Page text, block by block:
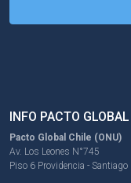
INFO PACTO GLOBAL
Pacto Global Chile (ONU)
Av. Los Leones N°745
Piso 6 Providencia - Santiago